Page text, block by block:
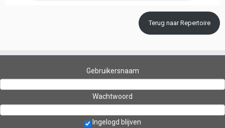
Terug naar Repertoire
Gebruikersnaam
Wachtwoord
Ingelogd blijven